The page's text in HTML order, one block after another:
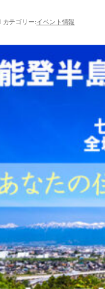
| カテゴリー:イベント情報